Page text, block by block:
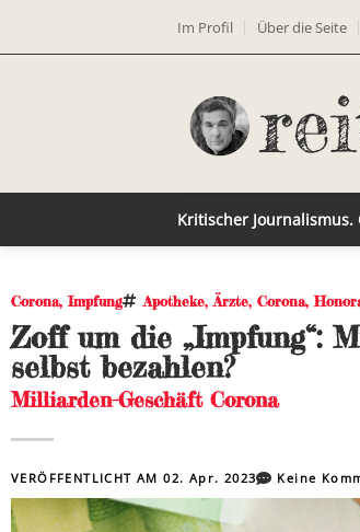
Im Profil Über die Seite
Kritischer
Corona,Impfung Apotheke, Ärzte, Corona,
Zoff um die „Impfung“:
selbst bezahlen?
Milliarden-Geschäft Corona
VERÖFFENTLICHT AM02. Apr. 2023 Keine